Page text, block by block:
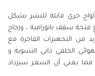
نسخة تندرا كابستون 2022 بألواح جري قابلة للنشر بشكل
فتحة سقف بانورامية ، وزجاج
من التجهيزات الفاخرة مع
الخلفي ذاتي التسوية و
المحيطية 360 درجة ، مما يعني أن السعر سيزداد